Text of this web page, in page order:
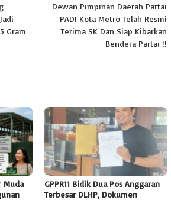
Gram
Dewan Pimpinan Daerah Partai
PADI Kota Metro Telah Resmi
Terima SK Dan Siap Kibarkan
Bendera Partai !!
Muda
GPPR11 Bidik Dua Pos Anggaran
Terbesar DLHP, Dokumen